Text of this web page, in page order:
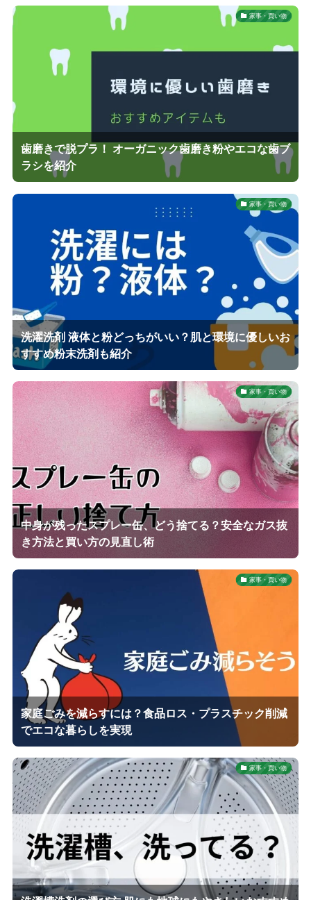
家事・買い物
歯磨きで脱プラ！ オーガニック歯磨き粉やエコな歯ブ
ラシを紹介
家事・買い物
洗濯洗剤 液体と粉どっちがいい？肌と環境に優しいお
すすめ粉末洗剤も紹介
家事・買い物
中身が残ったスプレー缶、どう捨てる？安全なガス抜
き方法と買い方の見直し術
家事・買い物
家庭ごみを減らすには？食品ロス・プラスチック削減
でエコな暮らしを実現
家事・買い物